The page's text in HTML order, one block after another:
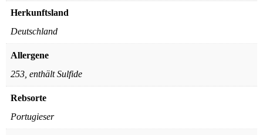
Herkunftsland
Deutschland
Allergene
253, enthält Sulfide
Rebsorte
Portugieser